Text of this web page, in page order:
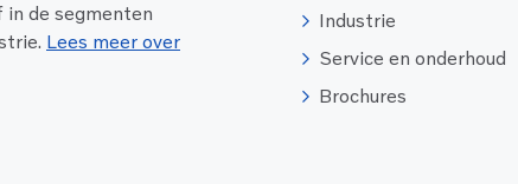
de segmenten
Lees meer over
Industrie
Service en onderhoud
Brochures